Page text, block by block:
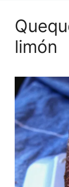
limón